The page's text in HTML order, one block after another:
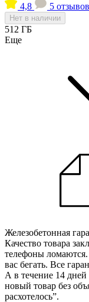
4,8 5 отзывов
Нет в наличии
512 ГБ
Еще
Железобетонная
Качество товара
телефоны
вас бегать. Все
А в течение 14 дней
новый товар без
расхотелось”.